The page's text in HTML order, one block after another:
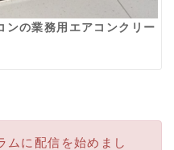
の業務用エアコンクリー
ムに配信を始めまし